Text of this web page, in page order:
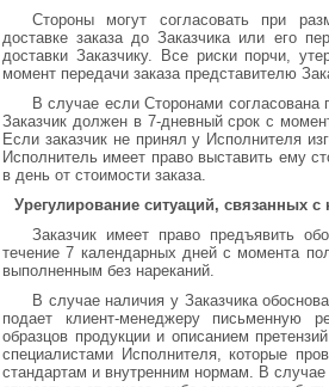
Стороны могут согласовать при
доставке заказа до Заказчика или его
доставки Заказчику. Все риски порчи,
момент передачи заказа представителю
В случае если Сторонами согласована
Заказчик должен в 7-дневный срок с
Если заказчик не принял у Исполнителя
Исполнитель имеет право выставить ему
в день от стоимости заказа.
Урегулирование ситуаций, связанных
Заказчик имеет право предъявить
течение 7 календарных дней с момента
выполненным без нареканий.
В случае наличия у Заказчика
подает клиент-менеджеру письменную
образцов продукции и описанием
специалистами Исполнителя, которые
стандартам и внутренним нормам. В